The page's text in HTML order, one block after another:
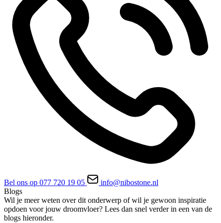
Bel ons op 077 720 19 05
info@nibostone.nl
Blogs
Wil je meer weten over dit onderwerp of wil je gewoon inspiratie
opdoen voor jouw droomvloer? Lees dan snel verder in een van de
blogs hieronder.